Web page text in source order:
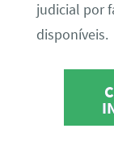
judicial por
disponíveis.